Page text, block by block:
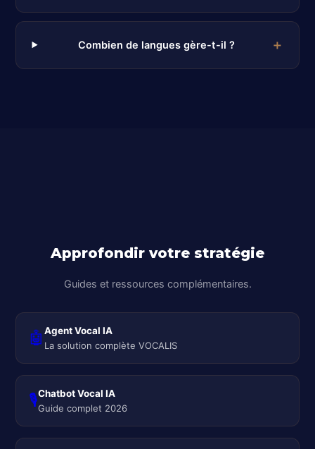
Combien de langues gère-t-il ?
Approfondir votre stratégie
Guides et ressources complémentaires.
🤖Agent Vocal IA
La solution complète VOCALIS
🎙️Chatbot Vocal IA
Guide complet 2026